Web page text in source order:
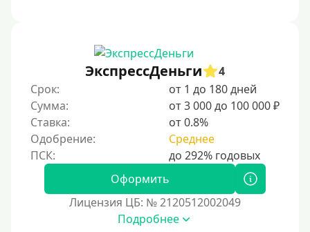
Первый кредит без переплат
Без процентов на 30 дней
Под 0 %
Условия
С опцией досрочного погашения долга
Без страховок и комиссий
Со страховкой
ЭкспрессДеньги
4
Срок:
от 1 до 180 дней
Сумма:
от 3 000 до 100 000 ₽
Ставка:
от 0.8%
Одобрение:
Среднее
Оформить
Лицензия ЦБ: № 2120512002049
Подробнее